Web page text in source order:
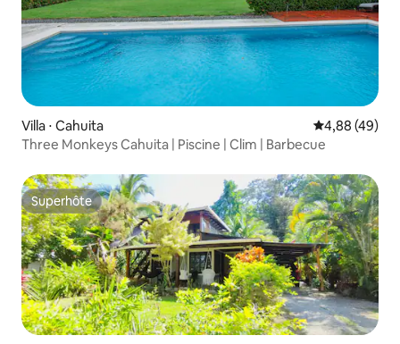
Villa ⋅ Cahuita Évaluation
4,88 (49)
Three Monkeys Cahuita | Piscine | Clim | Barbecue
Superhôte
Superhôte